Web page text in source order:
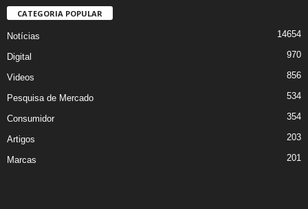
CATEGORIA POPULAR
Notícias 14654
Digital 970
Videos 856
Pesquisa de Mercado 534
Consumidor 354
Artigos 203
Marcas 201